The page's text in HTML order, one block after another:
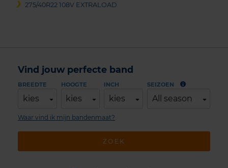
275/40R22 108V EXTRALOAD
Vind jouw perfecte band
BREEDTE
kies
HOOGTE
kies
INCH
kies
SEIZOEN
All season
ZOEK
Waar vind ik mijn bandenmaat?